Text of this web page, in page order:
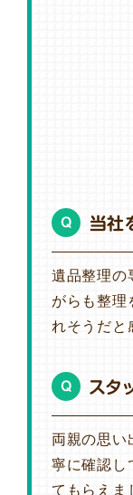
Q 当社
遺品整理の
がらも整理
れそうだと
Q スタ
両親の思い
寧に確認し
てもらえま